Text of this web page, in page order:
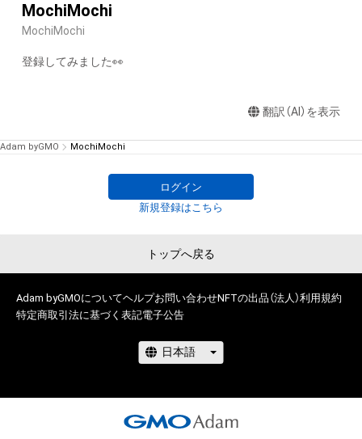
MochiMochi
MochiMochi
登録してみました👀
翻訳（AI）を表示
Adam byGMO MochiMochi
ログイン
新規登録はこちら
トップへ戻る
Adam byGMOについてヘルプお問い合わせNFTの出品（法人）利用規約
特定商取引法に基づく表記電子公告